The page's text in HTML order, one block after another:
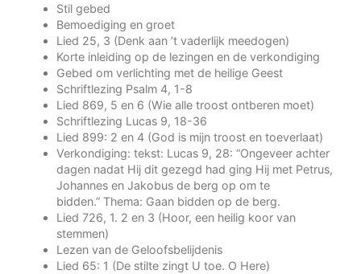
Stil gebed
Bemoediging en groet
Lied 25, 3 (Denk aan ’t vaderlijk meedogen)
Korte inleiding op de lezingen en de verkondiging
Gebed om verlichting met de heilige Geest
Schriftlezing Psalm 4, 1-8
Lied 869, 5 en 6 (Wie alle troost ontberen moet)
Schriftlezing Lucas 9, 18-36
Lied 899: 2 en 4 (God is mijn troost en toeverlaat)
Verkondiging: tekst: Lucas 9, 28: “Ongeveer achter
dagen nadat Hij dit gezegd had ging Hij met Petrus,
Johannes en Jakobus de berg op om te
bidden.” Thema: Gaan bidden op de berg.
Lied 726, 1. 2 en 3 (Hoor, een heilig koor van
stemmen)
Lezen van de Geloofsbelijdenis
Lied 65: 1 (De stilte zingt U toe. O Here)